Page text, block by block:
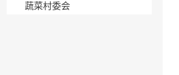
蔬菜村委会